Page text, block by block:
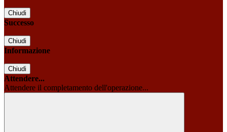
Chiudi
Successo
Chiudi
Informazione
Chiudi
Attendere...
Attendere il completamento dell'operazione...